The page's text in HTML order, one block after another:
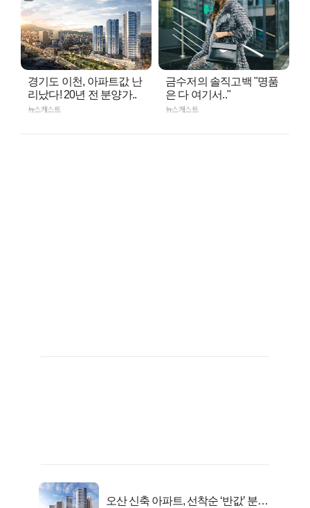
경기도 이천, 아파트값 난
리났다! 20년 전 분양가..
뉴스캐스트
금수저의 솔직고백 "명품
은 다 여기서.."
뉴스캐스트
오산 신축 아파트, 선착순 ‘반값’ 분양